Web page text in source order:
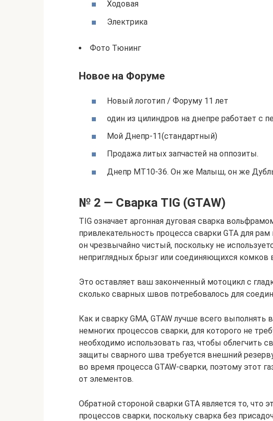
Ходовая
Электрика
Фото Тюнинг
Новое на Форуме
Новый логотип / Форуму 11 лет
один из цилиндров на днепре работает с
Мой Днепр-11(стандартный)
Продажа литых запчастей на оппозиты.
Днепр МТ10-36. Он же Малыш, он же
№ 2 — Сварка TIG (GTAW)
TIG означает аргонная дуговая сварка
привлекательность процесса сварки GTA для
он чрезвычайно чистый, поскольку не
неприглядных брызг или соединяющихся комков
Это оставляет ваш законченный мотоцикл с
сколько сварных швов потребовалось для
Как и сварку GMA, GTAW лучше всего выполнять
немногих процессов сварки, для которого не
необходимо использовать газ, чтобы облегчить
защиты сварного шва требуется внешний
во время процесса GTAW-сварки, поэтому этот
от элементов.
Обратной стороной сварки GTA является то, что
процессов сварки, поскольку сварка без